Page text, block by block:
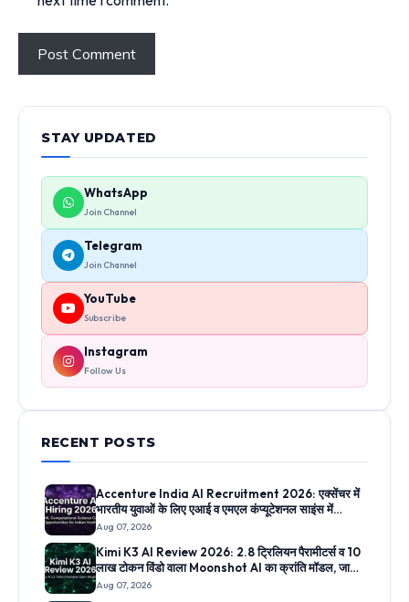
STAY UPDATED
WhatsApp
Join Channel
Telegram
Join Channel
YouTube
Subscribe
Instagram
Follow Us
RECENT POSTS
Accenture India AI Recruitment 2026: एक्सेंचर में
भारतीय युवाओं के लिए एआई व एमएल कंप्यूटेशनल साइंस में
निकली सीधी भर्ती, जानिए ऑनलाइन आवेदन प्रक्रिया
Aug 07, 2026
Kimi K3 AI Review 2026: 2.8 ट्रिलियन पैरामीटर्स व 10
लाख टोकन विंडो वाला Moonshot AI का क्रांति मॉडल, जानिए
5 सबसे बड़े फीचर्स
Aug 07, 2026